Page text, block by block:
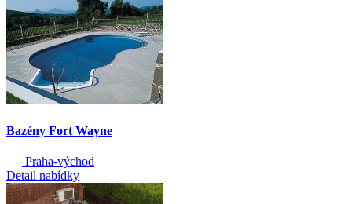
Bazény Fort Wayne
Praha-východ
Detail nabídky